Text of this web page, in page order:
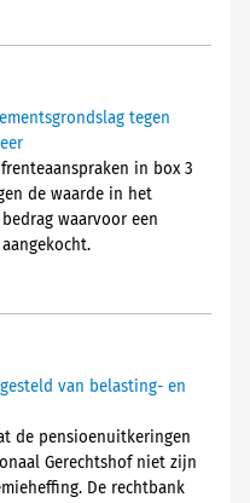
tegen
in box 3
de waarde in het
waarvoor een
van belasting- en
de pensioenuitkeringen
Gerechtshof niet zijn
De rechtbank